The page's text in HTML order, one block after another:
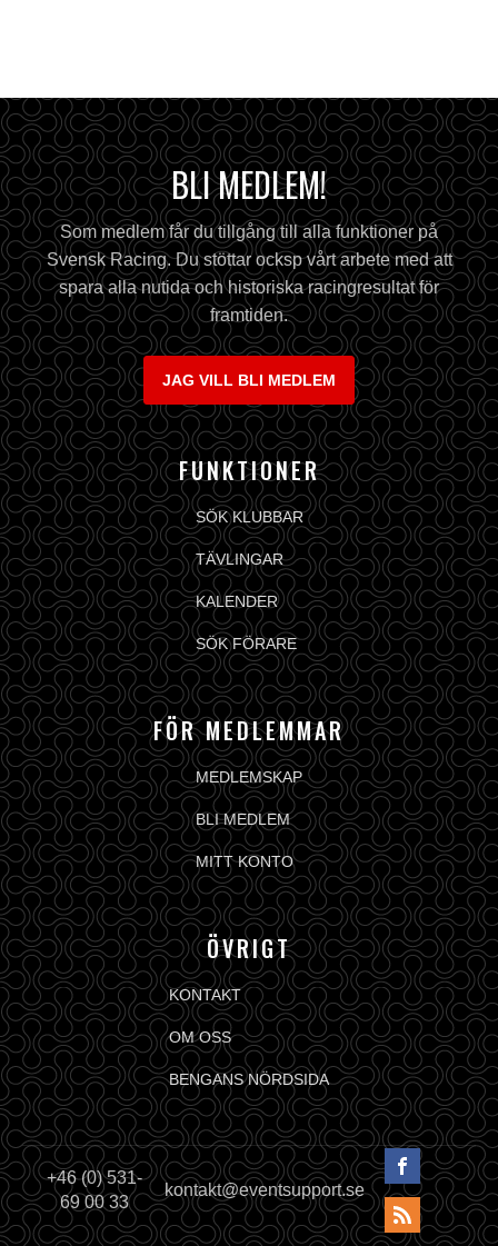
BLI MEDLEM!
Som medlem får du tillgång till alla funktioner på
Svensk Racing. Du stöttar ocksp vårt arbete med att
spara alla nutida och historiska racingresultat för
framtiden.
JAG VILL BLI MEDLEM
FUNKTIONER
SÖK KLUBBAR
TÄVLINGAR
KALENDER
SÖK FÖRARE
FÖR MEDLEMMAR
MEDLEMSKAP
BLI MEDLEM
MITT KONTO
ÖVRIGT
KONTAKT
OM OSS
BENGANS NÖRDSIDA
+46 (0) 531-
69 00 33
kontakt@eventsupport.se